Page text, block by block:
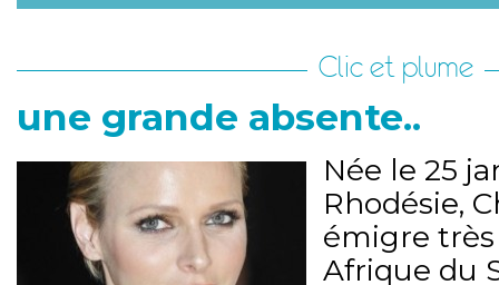
Clic et plume
une grande absente..
Née le 25
Rhodésie,
émigre
Afrique du